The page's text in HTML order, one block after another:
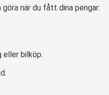
när du fått dina pengar:
eller bilköp.